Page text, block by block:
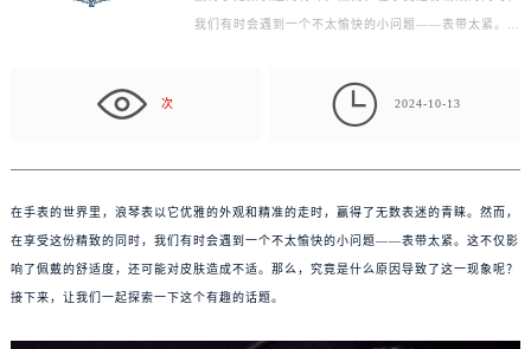
我们有时会遇到一个不太愉快的小问题——表带太紧。
次  2024-10-13
在手表的世界里，浪琴表以它优雅的外观和精准的走时，赢得了无数表迷的青睐。然而，
在享受这份精致的同时，我们有时会遇到一个不太愉快的小问题——表带太紧。这不仅影
响了佩戴的舒适度，还可能对皮肤造成不适。那么，究竟是什么原因导致了这一现象呢？
接下来，让我们一起探索一下这个有趣的话题。